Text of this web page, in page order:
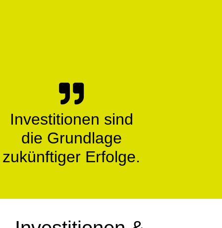
Investitionen sind
die Grundlage
zukünftiger Erfolge.​